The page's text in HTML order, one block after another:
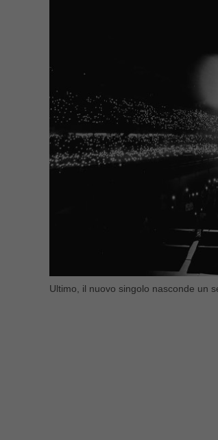
Ultimo, il nuovo singolo nasconde un